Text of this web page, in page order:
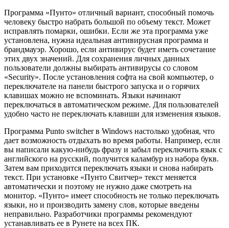
Программа «Пунто» отличный вариант, способный помочь
человеку быстро набрать большой по объему текст. Может
исправлять помарки, ошибки. Если же эта программа уже
установлена, нужна идеальная антивирусная программа и
брандмауэр. Хорошо, если антивирус будет иметь сочетание
этих двух значений. Для сохранения личных данных
пользователи должны выбирать антивирусы со словом
«Security». После установления софта на свой компьютер, о
переключателе на панели быстрого запуска и о горячих
клавишах можно не вспоминать. Языки начинают
переключаться в автоматическом режиме. Для пользователей
удобно часто не переключать клавиши для изменения языков.
Программа Punto switcher в Windows настолько удобная, что
дает возможность отдыхать во время работы. Например, если
вы написали какую-нибудь фразу и забыл переключить язык с
английского на русский, получится каламбур из набора букв.
Затем вам приходится переключать языки и снова набирать
текст. При установке «Пунто Свитчер» текст меняется
автоматически и поэтому не нужно даже смотреть на
монитор. «Пунто» имеет способность не только переключать
языки, но и производить замену слов, которые введены
неправильно. Разработчики программы рекомендуют
устанавливать ее в Рунете на всех ПК.